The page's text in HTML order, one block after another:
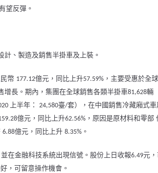
望反彈。
計、製造及銷售半掛車及上裝。
幣 177.12億元，同比上升57.59% ，主要受惠於全
增長 。期內，集團在全球銷售各類半掛車81,628輛
上半年： 24,580臺/套），在中國銷售冷藏廂式車
億元，同比上升62.56% ，原因是原材料和零部
6.88億元，同比上升 8.35% 。
並在金融科技系統出現信號。股份上日收報6.49元
，可留意操作機會。